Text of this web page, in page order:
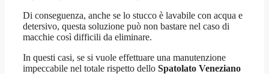
Di conseguenza, anche se lo stucco è lavabile con acqua e
detersivo, questa soluzione può non bastare nel caso di
macchie così difficili da eliminare.
In questi casi, se si vuole effettuare una manutenzione
impeccabile nel totale rispetto dello Spatolato Veneziano